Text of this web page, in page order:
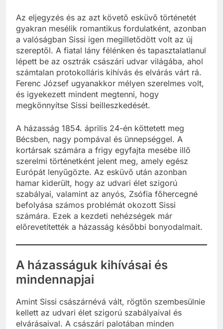
Az eljegyzés és az azt követő esküvő történetét
gyakran mesélik romantikus fordulatként, azonban
a valóságban Sissi igen megilletődött volt az új
szereptől. A fiatal lány félénken és tapasztalatlanul
lépett be az osztrák császári udvar világába, ahol
számtalan protokolláris kihívás és elvárás várt rá.
Ferenc József ugyanakkor mélyen szerelmes volt,
és igyekezett mindent megtenni, hogy
megkönnyítse Sissi beilleszkedését.
A házasság 1854. április 24-én köttetett meg
Bécsben, nagy pompával és ünnepséggel. A
kortársak számára a frigy egyfajta mesébe illő
szerelmi történetként jelent meg, amely egész
Európát lenyűgözte. Az esküvő után azonban
hamar kiderült, hogy az udvari élet szigorú
szabályai, valamint az anyós, Zsófia főhercegné
befolyása számos problémát okozott Sissi
számára. Ezek a kezdeti nehézségek már
előrevetítették a házasság későbbi bonyodalmait.
A házasságuk kihívásai és
mindennapjai
Amint Sissi császárnévá vált, rögtön szembesülnie
kellett az udvari élet szigorú szabályaival és
elvárásaival. A császári palotában minden